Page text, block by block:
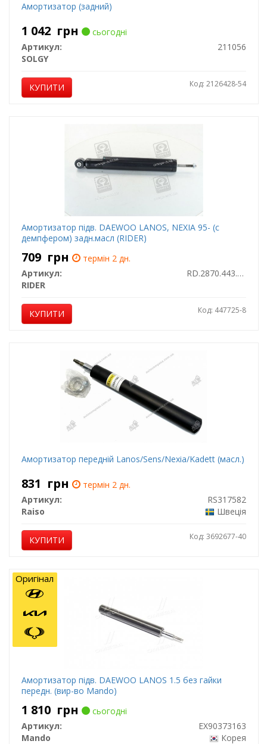
Амортизатор (задний)
1 042 грн
сьогодні
Артикул:
211056
SOLGY
КУПИТИ Код: 2126428-54
Амортизатор підв. DAEWOO LANOS, NEXIA 95- (с
демпфером) задн.масл (RIDER)
709 грн
термін 2 дн.
Артикул:
RD.2870.443.134
RIDER
КУПИТИ Код: 447725-8
Амортизатор передній Lanos/Sens/Nexia/Kadett (масл.)
831 грн
термін 2 дн.
Артикул:
RS317582
Raiso
Швеція
КУПИТИ Код: 3692677-40
Амортизатор підв. DAEWOO LANOS 1.5 без гайки
передн. (вир-во Mando)
1 810 грн
сьогодні
Артикул:
EX90373163
Mando
Корея
Оригінал